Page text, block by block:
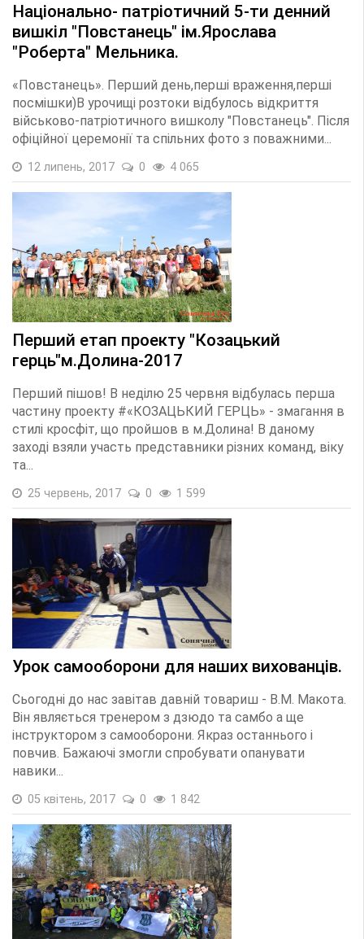
Національно- патріотичний 5-ти денний
вишкіл "Повстанець" ім.Ярослава
"Роберта" Мельника.
«Повстанець». Перший день,перші враження,перші
посмішки)В урочищі розтоки відбулось відкриття
військово-патріотичного вишколу "Повстанець". Після
офіційної церемонії та спільних фото з поважними...
12 липень, 2017 0 4 065
Перший етап проекту "Козацький
герць"м.Долина-2017
Перший пішов! В неділю 25 червня відбулась перша
частину проекту #«КОЗАЦЬКИЙ ГЕРЦЬ» - змагання в
стилі кросфіт, що пройшов в м.Долина! В даному
заході взяли участь представники різних команд, віку
та...
25 червень, 2017 0 1 599
Урок самооборони для наших вихованців.
Сьогодні до нас завітав давній товариш - В.М. Макота.
Він являється тренером з дзюдо та самбо а ще
інструктором з самооборони. Якраз останнього і
повчив. Бажаючі змогли спробувати опанувати
навики...
05 квітень, 2017 0 1 842